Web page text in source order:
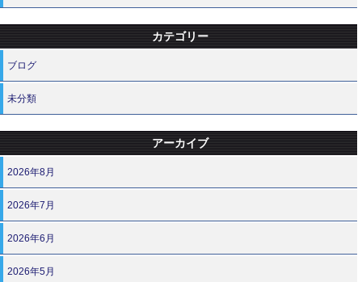
カテゴリー
ブログ
未分類
アーカイブ
2026年8月
2026年7月
2026年6月
2026年5月